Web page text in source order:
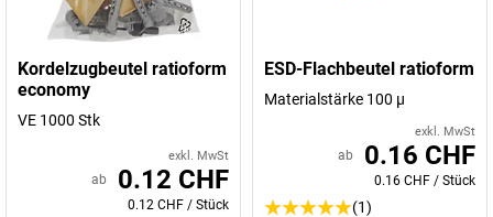
Kordelzugbeutel ratioform
economy
VE 1000 Stk
exkl. MwSt
ab 0.12 CHF
0.12 CHF / Stück
ESD-Flachbeutel ratioform
Materialstärke 100 µ
exkl. MwSt
ab 0.16 CHF
0.16 CHF / Stück
(1)